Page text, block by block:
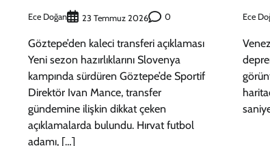
Ece Doğan 23 Temmuz 2026 0
Göztepe’den kaleci transferi açıklaması
Yeni sezon hazırlıklarını Slovenya
kampında sürdüren Göztepe’de Sportif
Direktör Ivan Mance, transfer
gündemine ilişkin dikkat çeken
açıklamalarda bulundu. Hırvat futbol
adamı, […]
Ece